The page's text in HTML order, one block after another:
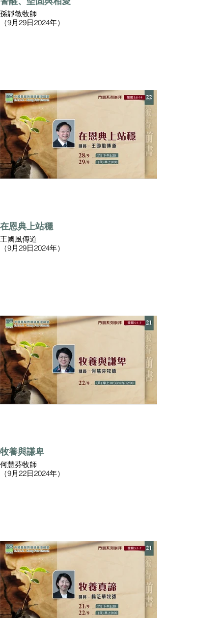
孫靜敏牧師
（9月29日2024年）
在恩典上站穩
王國風傳道
（9月29日2024年）
牧養與謙卑
何慧芬牧師
（9月22日2024年）